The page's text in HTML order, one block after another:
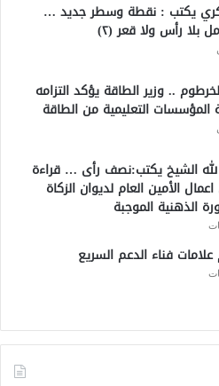
يكتب : نقطة وسطر جديد …
بلا رأس ولا قعر (٢)
.. وزير الطاقة يؤكد التزامه
المؤسسات التعليمية من الطاقة
الشيخ يكتب:نصف رأى … قراءة
الأمين العام لديوان الزكاة
الذهنية الموجبة
فناء الدعم السريع